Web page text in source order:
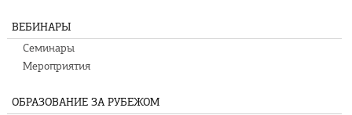
ВЕБИНАРЫ
Семинары
Мероприятия
ОБРАЗОВАНИЕ ЗА РУБЕЖОМ